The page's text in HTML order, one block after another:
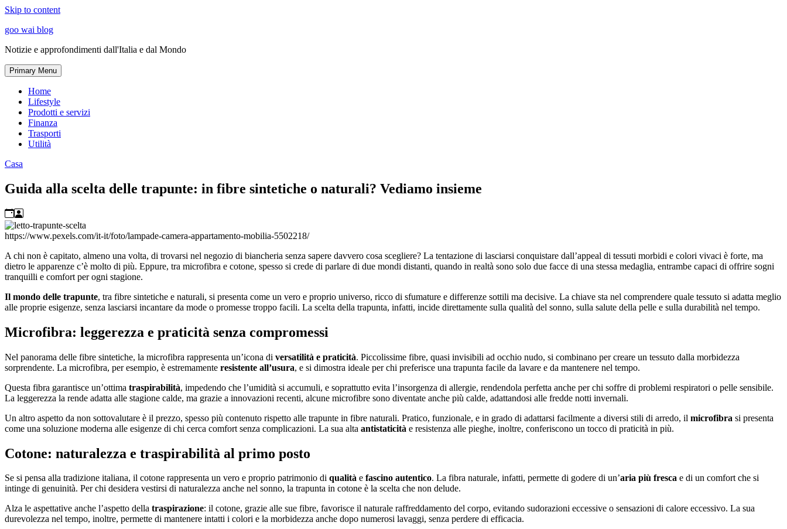
Skip to content
goo wai blog
Notizie e approfondimenti dall'Italia e dal Mondo
Primary Menu
Home
Lifestyle
Prodotti e servizi
Finanza
Trasporti
Utilità
Casa
Guida alla scelta delle trapunte: in fibre sintetiche o naturali? Vediamo insieme
https://www.pexels.com/it-it/foto/lampade-camera-appartamento-mobilia-5502218/
A chi non è capitato, almeno una volta, di trovarsi nel negozio di biancheria senza sapere davvero cosa scegliere? La tentazione di lasciarsi conquistare dall’appeal di tessuti morbidi e colori vivaci è forte, ma
dietro le apparenze c’è molto di più. Eppure, tra microfibra e cotone, spesso si crede di parlare di due mondi distanti, quando in realtà sono solo due facce di una stessa medaglia, entrambe capaci di offrire sogni
tranquilli e comfort per ogni stagione.
Il mondo delle trapunte, tra fibre sintetiche e naturali, si presenta come un vero e proprio universo, ricco di sfumature e differenze sottili ma decisive. La chiave sta nel comprendere quale tessuto si adatta meglio
alle proprie esigenze, senza lasciarsi incantare da mode o promesse troppo facili. La scelta della trapunta, infatti, incide direttamente sulla qualità del sonno, sulla salute della pelle e sulla durabilità nel tempo.
Microfibra: leggerezza e praticità senza compromessi
Nel panorama delle fibre sintetiche, la microfibra rappresenta un’icona di versatilità e praticità. Piccolissime fibre, quasi invisibili ad occhio nudo, si combinano per creare un tessuto dalla morbidezza
sorprendente. La microfibra, per esempio, è estremamente resistente all’usura, e si dimostra ideale per chi preferisce una trapunta facile da lavare e da mantenere nel tempo.
Questa fibra garantisce un’ottima traspirabilità, impedendo che l’umidità si accumuli, e soprattutto evita l’insorgenza di allergie, rendendola perfetta anche per chi soffre di problemi respiratori o pelle sensibile.
La leggerezza la rende adatta alle stagione calde, ma grazie a innovazioni recenti, alcune microfibre sono diventate anche più calde, adattandosi alle fredde notti invernali.
Un altro aspetto da non sottovalutare è il prezzo, spesso più contenuto rispetto alle trapunte in fibre naturali. Pratico, funzionale, e in grado di adattarsi facilmente a diversi stili di arredo, il microfibra si presenta
come una soluzione moderna alle esigenze di chi cerca comfort senza complicazioni. La sua alta antistaticità e resistenza alle pieghe, inoltre, conferiscono un tocco di praticità in più.
Cotone: naturalezza e traspirabilità al primo posto
Se si pensa alla tradizione italiana, il cotone rappresenta un vero e proprio patrimonio di qualità e fascino autentico. La fibra naturale, infatti, permette di godere di un’aria più fresca e di un comfort che si
intinge di genuinità. Per chi desidera vestirsi di naturalezza anche nel sonno, la trapunta in cotone è la scelta che non delude.
Alza le aspettative anche l’aspetto della traspirazione: il cotone, grazie alle sue fibre, favorisce il naturale raffreddamento del corpo, evitando sudorazioni eccessive o sensazioni di calore eccessivo. La sua
durevolezza nel tempo, inoltre, permette di mantenere intatti i colori e la morbidezza anche dopo numerosi lavaggi, senza perdere di efficacia.